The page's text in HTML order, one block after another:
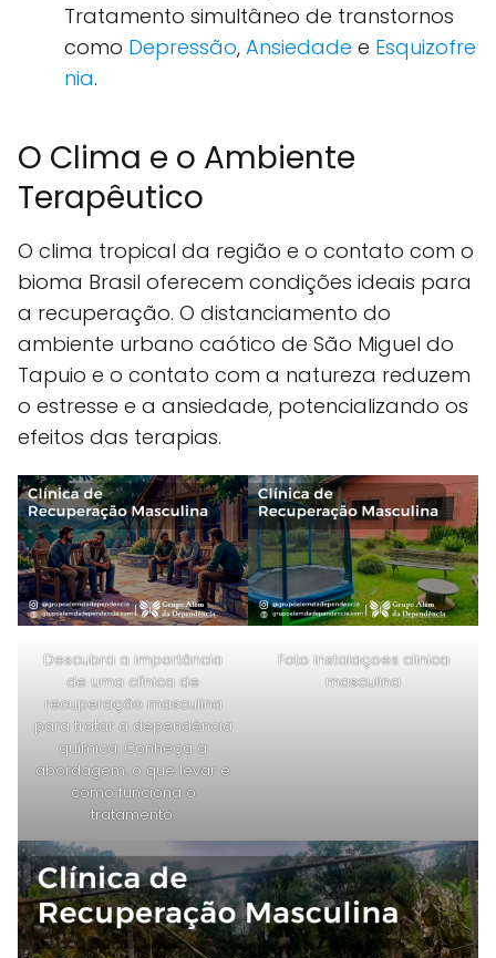
Tratamento simultâneo de transtornos
como Depressão, Ansiedade e Esquizofre
nia.
O Clima e o Ambiente
Terapêutico
O clima tropical da região e o contato com o
bioma Brasil oferecem condições ideais para
a recuperação. O distanciamento do
ambiente urbano caótico de São Miguel do
Tapuio e o contato com a natureza reduzem
o estresse e a ansiedade, potencializando os
efeitos das terapias.
Descubra a importância
de uma clínica de
recuperação masculina
para tratar a dependência
química. Conheça a
abordagem, o que levar e
como funciona o
tratamento.
Foto instalaçoes clinica
masculina